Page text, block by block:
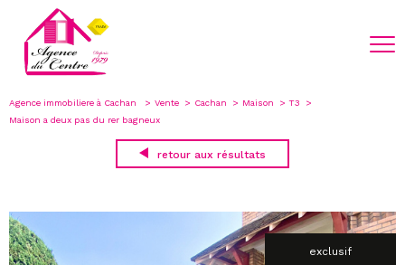
Agence immobiliere à Cachan Vente Cachan Maison
T3
Maison a deux pas du rer bagneux
retour aux résultats
exclusif